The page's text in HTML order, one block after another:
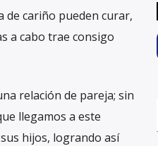
de cariño pueden curar,
a cabo trae consigo
relación de pareja; sin
llegamos a este
hijos, logrando así